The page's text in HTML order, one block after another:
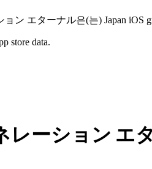
ン エターナル은(는) Japan iOS
store data.
レーション エ